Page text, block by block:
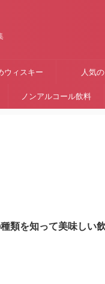
ウィスキー 人気
ノンアルコール飲料
類を知って美味しい